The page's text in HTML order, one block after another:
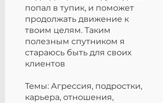
попал в тупик, и поможет
продолжать движение к
твоим целям. Таким
полезным спутником я
стараюсь быть для своих
клиентов
Темы: Агрессия, подростки,
карьера, отношения,